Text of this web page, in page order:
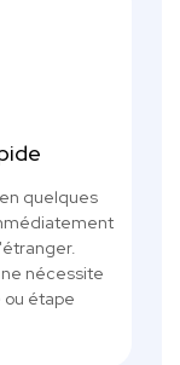
quelques
nécessite
étape